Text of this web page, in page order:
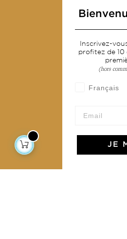
Services
Livraison &
CGV
Devenir
L'Art de Vivre
Inscrivez-
profitez de
(hors
Français
JE